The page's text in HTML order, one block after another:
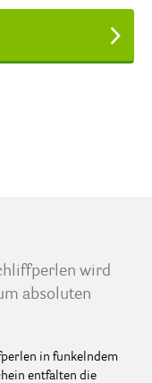
wird
absoluten
in funkelndem
entfalten die